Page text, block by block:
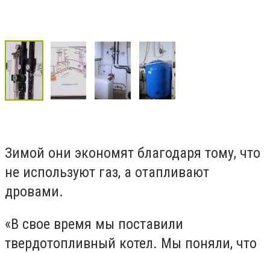
Зимой они экономят благодаря тому, что
не используют газ, а отапливают
дровами.
«В свое время мы поставили
твердотопливный котел. Мы поняли, что